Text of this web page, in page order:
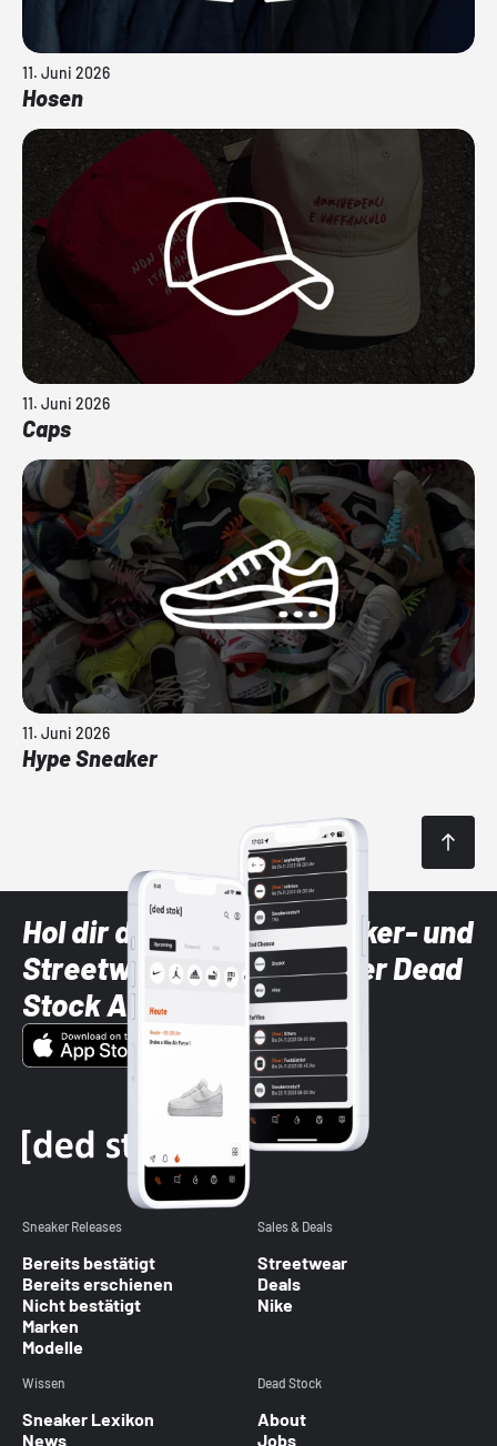
11. Juni 2026
Hosen
11. Juni 2026
Caps
11. Juni 2026
Hype Sneaker
Hol dir die neuesten Sneaker- und
Streetwear-Brands mit der Dead
Stock App
Sneaker Releases
Bereits bestätigt
Bereits erschienen
Nicht bestätigt
Marken
Modelle
Sales & Deals
Streetwear
Deals
Nike
Wissen
Sneaker Lexikon
News
Dead Stock
About
Jobs